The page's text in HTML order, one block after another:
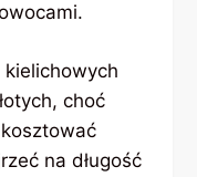
choć
na długość